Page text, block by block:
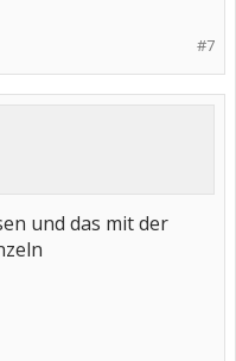
#7
und das mit der